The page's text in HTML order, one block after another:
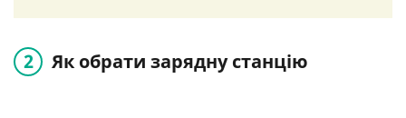
Як обрати зарядну станцію